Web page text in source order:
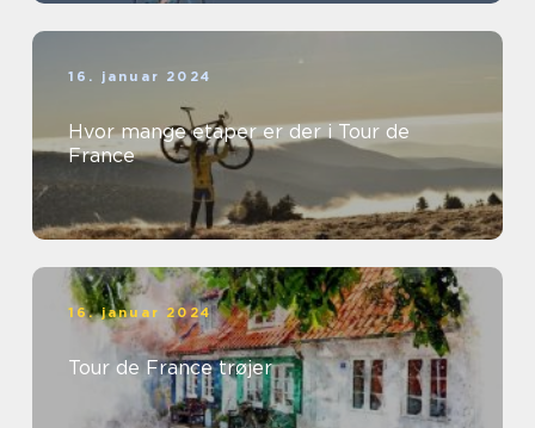
16. januar 2024
Hvor mange etaper er der i Tour de
France
16. januar 2024
Tour de France trøjer